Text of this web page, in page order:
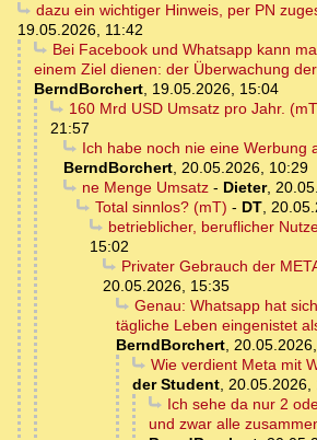
dazu ein wichtiger Hinweis, per PN
19.05.2026, 11:42
Bei Facebook und Whatsapp kann
einem Ziel dienen: der Überwachung
BerndBorchert, 19.05.2026, 15:04
160 Mrd USD Umsatz pro Jahr.
21:57
Ich habe noch nie eine Werbung
BerndBorchert, 20.05.2026, 10:29
ne Menge Umsatz- Dieter,
Total sinnlos? (mT) - DT,
betrieblicher, beruflicher
15:02
Privater Gebrauch der
20.05.2026, 15:35
Genau: Whatsapp hat
tägliche Leben eingenistet
BerndBorchert,
Wie verdient Meta mit
der Student, 20.05.2026,
Ich sehe da nur 2
und zwar alle